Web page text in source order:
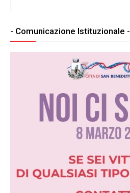
- Comunicazione Istituzionale -